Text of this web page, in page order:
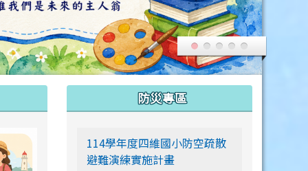
link to https://siwei-family.work-
防災專區
114學年度四維國小防空疏散
避難演練實施計畫